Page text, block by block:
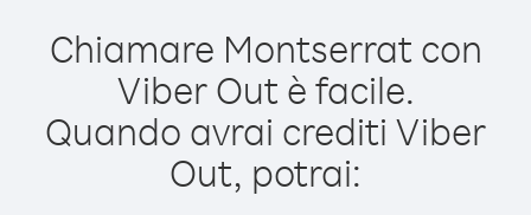
Chiamare Montserrat con
Viber Out è facile.
Quando avrai crediti Viber
Out, potrai: